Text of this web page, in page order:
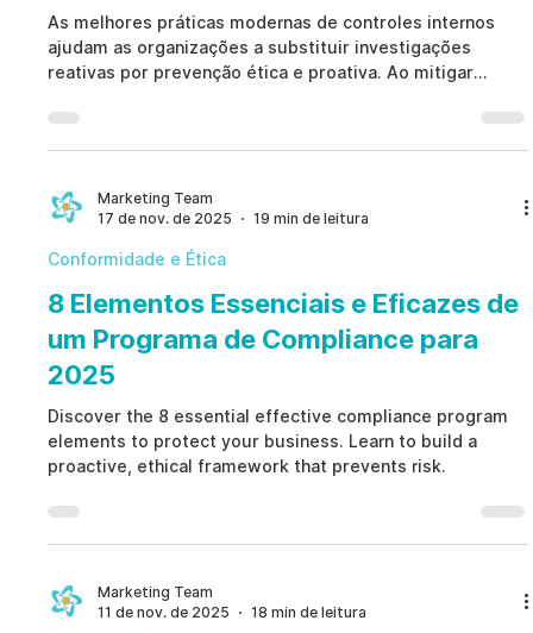
As melhores práticas modernas de controles internos
ajudam as organizações a substituir investigações
reativas por prevenção ética e proativa. Ao mitigar
ativos, reputação e operações críticas. Esses controles
avançados criam uma base resiliente adaptada aos
Marketing Team
17 de nov. de 2025
19 min de leitura
Conformidade e Ética
8 Elementos Essenciais e Eficazes de
um Programa de Compliance para
2025
Discover the 8 essential effective compliance program
elements to protect your business. Learn to build a
proactive, ethical framework that prevents risk.
Marketing Team
11 de nov. de 2025
18 min de leitura